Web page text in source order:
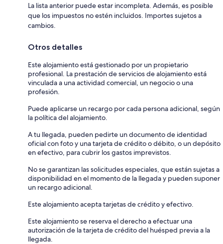
La lista anterior puede estar incompleta. Además, es posible
que los impuestos no estén incluidos. Importes sujetos a
cambios.
Otros detalles
Este alojamiento está gestionado por un propietario
profesional. La prestación de servicios de alojamiento está
vinculada a una actividad comercial, un negocio o una
profesión.
Puede aplicarse un recargo por cada persona adicional, según
la política del alojamiento.
A tu llegada, pueden pedirte un documento de identidad
oficial con foto y una tarjeta de crédito o débito, o un depósito
en efectivo, para cubrir los gastos imprevistos.
No se garantizan las solicitudes especiales, que están sujetas a
disponibilidad en el momento de la llegada y pueden suponer
un recargo adicional.
Este alojamiento acepta tarjetas de crédito y efectivo.
Este alojamiento se reserva el derecho a efectuar una
autorización de la tarjeta de crédito del huésped previa a la
llegada.